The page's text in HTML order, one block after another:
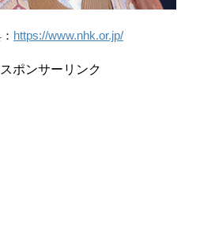
https://www.nhk.or.jp/
スポンサーリンク